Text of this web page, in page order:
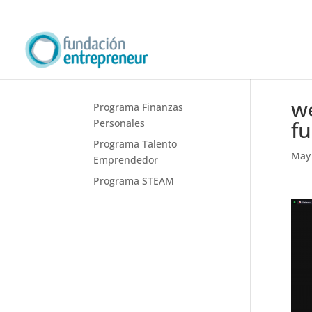
Programa Finanzas
Personales
Programa Talento
Emprendedor
Programa STEAM